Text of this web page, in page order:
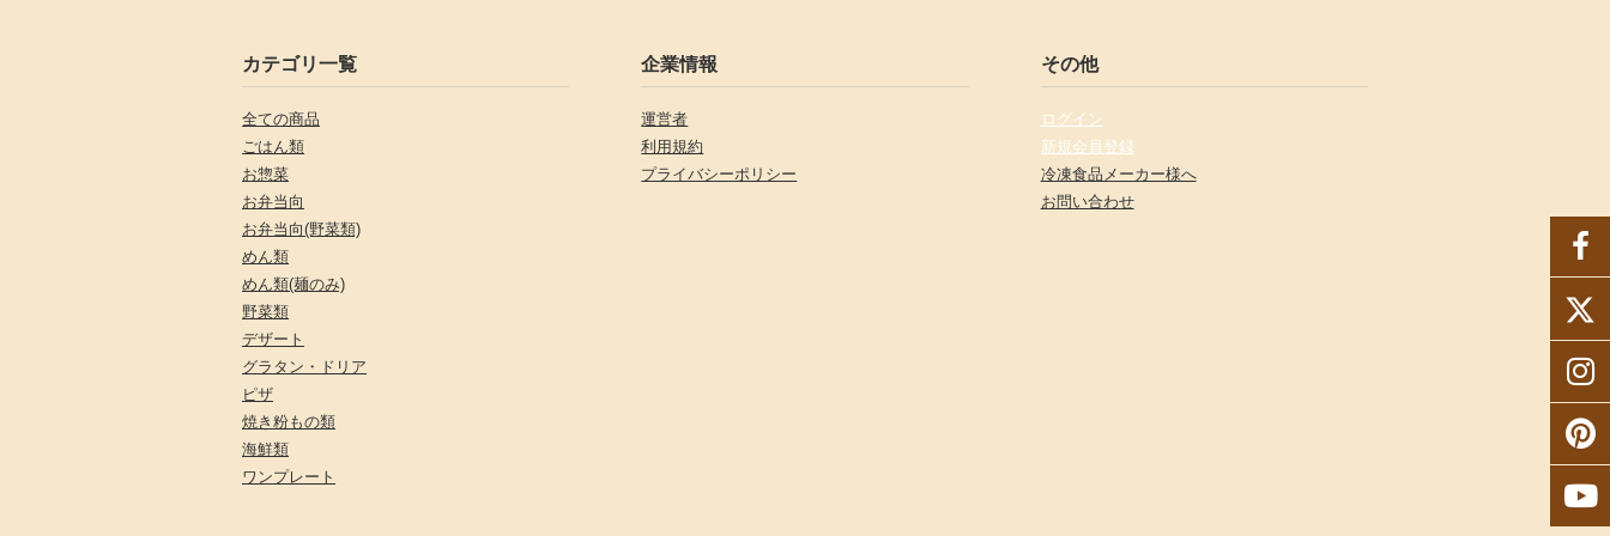
カテゴリ一覧
全ての商品
ごはん類
お惣菜
お弁当向
お弁当向(野菜類)
めん類
めん類(麺のみ)
野菜類
デザート
グラタン・ドリア
ピザ
焼き粉もの類
海鮮類
ワンプレート
企業情報
運営者
利用規約
プライバシーポリシー
その他
ログイン
新規会員登録
冷凍食品メーカー様へ
お問い合わせ